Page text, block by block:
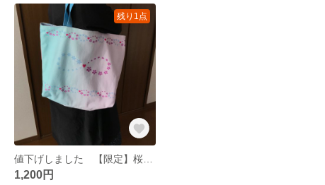
残り1点
値下げしました 【限定】桜と雪の結晶のインフィニティ柄トートバッグ兼エコバッグ
1,200円